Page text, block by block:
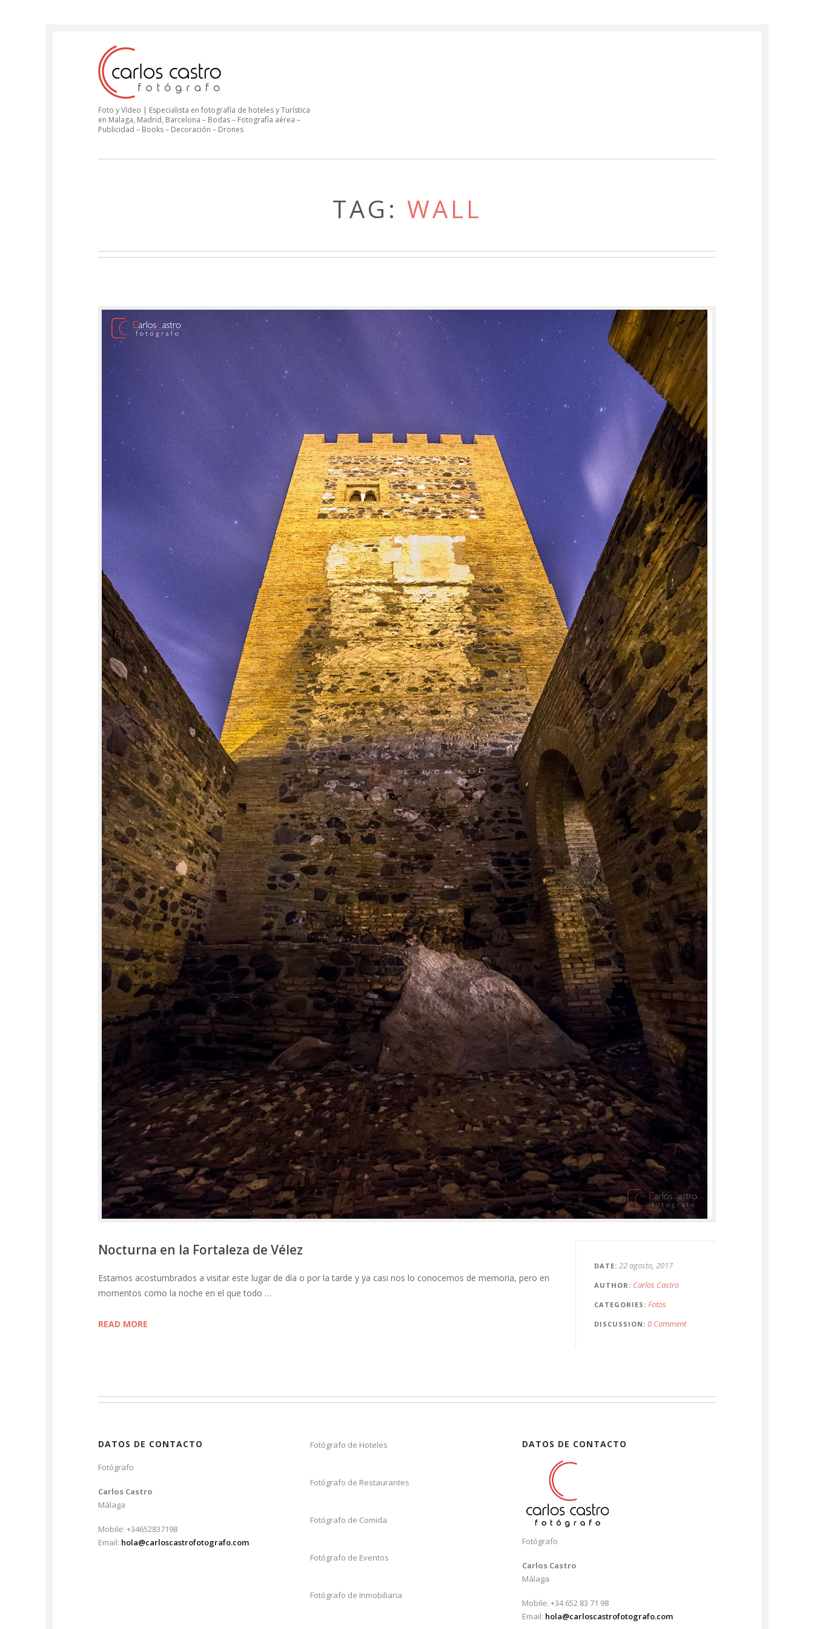
Foto y Vídeo | Especialista en fotografía de hoteles y Turística
en Malaga, Madrid, Barcelona – Bodas – Fotografía aérea –
Publicidad – Books – Decoración – Drones
TAG: WALL
DATE 22 agosto, 2017
AUTHOR Carlos Castro
CATEGORIES Fotos
DISCUSSION 0 Comment
Nocturna en la Fortaleza de Vélez
Estamos acostumbrados a visitar este lugar de día o por la tarde y ya casi nos lo conocemos de memoria, pero en
momentos como la noche en el que todo …
READ MORE
DATOS DE CONTACTO
Fotógrafo
Carlos Castro
Málaga
Mobile: +34652837198
Email: hola@carloscastrofotografo.com
Fotógrafo de Hoteles
Fotógrafo de Restaurantes
Fotógrafo de Comida
Fotógrafo de Eventos
Fotógrafo de Inmobiliaria
DATOS DE CONTACTO
Fotógrafo
Carlos Castro
Málaga
Mobile: +34 652 83 71 98
Email: hola@carloscastrofotografo.com